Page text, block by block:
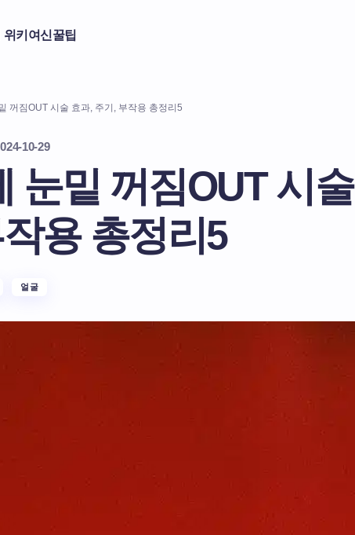
키 여신꿀팁
꺼짐OUT 시술 효과, 주기, 부작용 총정리5
10-29
눈밑 꺼짐OUT 시술
용 총정리5
얼굴